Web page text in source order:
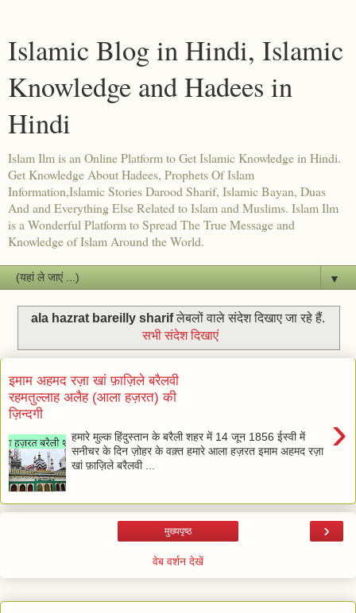
Islamic Blog in Hindi, Islamic
Knowledge and Hadees in
Hindi
Islam Ilm is an Online Platform to Get Islamic Knowledge in Hindi.
Get Knowledge About Hadees, Prophets Of Islam
Information,Islamic Stories Darood Sharif, Islamic Bayan, Duas
And and Everything Else Related to Islam and Muslims. Islam Ilm
is a Wonderful Platform to Spread The True Message and
Knowledge of Islam Around the World.
▼
ala hazrat bareilly sharifलेबलों वाले संदेश दिखाए जा रहे हैं.
सभी संदेश दिखाएं
इमाम अहमद रज़ा खां फ़ाज़िले बरैलवी
रहमतुल्लाह अलैह (आला हज़रत) की
ज़िन्दगी
›
हमारे मुल्क हिंदुस्तान के बरैली शहर में 14 जून 1856 ईस्वी में
सनीचर के दिन ज़ोहर के वक़्त हमारे आला हज़रत इमाम अहमद रज़ा
खां फ़ाज़िले बरैलवी ...
›
मुख्यपृष्ठ
वेब वर्शन देखें